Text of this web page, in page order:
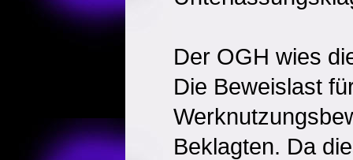
Der OGH wies
Die Beweislast
Beklagten. Da